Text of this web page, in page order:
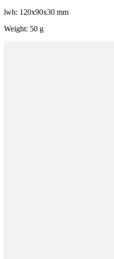
lwh: 120x90x30 mm
Weight: 50 g